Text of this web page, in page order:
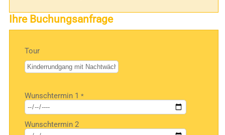
Ihre Buchungsanfrage
Tour
lasse
dieses
leer.
Wunschtermin 1*
Wunschtermin 2